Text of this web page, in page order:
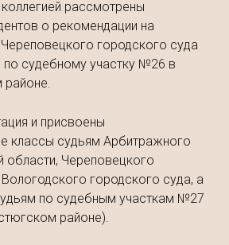
рассмотрены
о рекомендации на
городского суда
по судебному участку №26 в
районе.
и присвоены
классы судьям Арбитражного
области, Череповецкого
городского суда, а
по судебным участкам №27
районе).